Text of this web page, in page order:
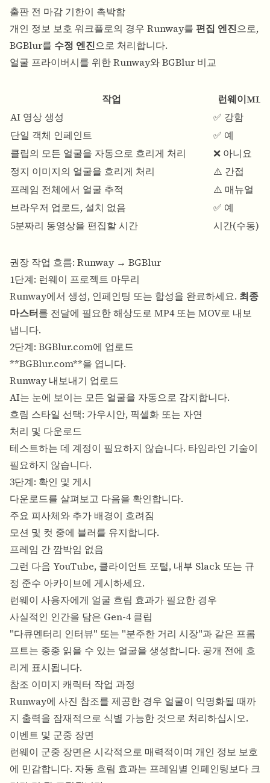
출판 전 마감 기한이 촉박함
개인 정보 보호 워크플로의 경우 Runway를 편집 엔진으로,
BGBlur를 수정 엔진으로 처리합니다.
얼굴 프라이버시를 위한 Runway와 BGBlur 비교
작업
런웨이ML
AI 영상 생성
✅ 강함
단일 객체 인페인트
✅ 예
클립의 모든 얼굴을 자동으로 흐리게 처리
❌ 아니요
정지 이미지의 얼굴을 흐리게 처리
⚠️ 간접
프레임 전체에서 얼굴 추적
⚠️ 매뉴얼
브라우저 업로드, 설치 없음
✅ 예
5분짜리 동영상을 편집할 시간
시간(수동)
권장 작업 흐름: Runway → BGBlur
1단계: 런웨이 프로젝트 마무리
Runway에서 생성, 인페인팅 또는 합성을 완료하세요. 최종
마스터를 전달에 필요한 해상도로 MP4 또는 MOV로 내보
냅니다.
2단계: BGBlur.com에 업로드
**BGBlur.com**을 엽니다.
Runway 내보내기 업로드
AI는 눈에 보이는 모든 얼굴을 자동으로 감지합니다.
흐림 스타일 선택: 가우시안, 픽셀화 또는 자연
처리 및 다운로드
테스트하는 데 계정이 필요하지 않습니다. 타임라인 기술이
필요하지 않습니다.
3단계: 확인 및 게시
다운로드를 살펴보고 다음을 확인합니다.
주요 피사체와 추가 배경이 흐려짐
모션 및 컷 중에 블러를 유지합니다.
프레임 간 깜박임 없음
그런 다음 YouTube, 클라이언트 포털, 내부 Slack 또는 규
정 준수 아카이브에 게시하세요.
런웨이 사용자에게 얼굴 흐림 효과가 필요한 경우
사실적인 인간을 담은 Gen-4 클립
"다큐멘터리 인터뷰" 또는 "분주한 거리 시장"과 같은 프롬
프트는 종종 읽을 수 있는 얼굴을 생성합니다. 공개 전에 흐
리게 표시됩니다.
참조 이미지 캐릭터 작업 과정
Runway에 사진 참조를 제공한 경우 얼굴이 익명화될 때까
지 출력을 잠재적으로 식별 가능한 것으로 처리하십시오.
이벤트 및 군중 장면
런웨이 군중 장면은 시각적으로 매력적이며 개인 정보 보호
에 민감합니다. 자동 흐림 효과는 프레임별 인페인팅보다 크